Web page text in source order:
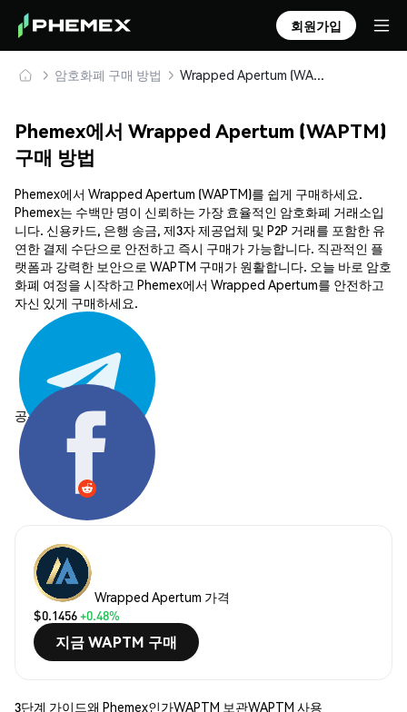
회원가입
암호화폐 구매 방법 Wrapped Apertum (WAPTM) 안전하게 구매 및 보관
Phemex에서 Wrapped Apertum (WAPTM)
구매 방법
Phemex에서 Wrapped Apertum (WAPTM)를 쉽게 구매하세요.
Phemex는 수백만 명이 신뢰하는 가장 효율적인 암호화폐 거래소입
니다. 신용카드, 은행 송금, 제3자 제공업체 및 P2P 거래를 포함한 유
연한 결제 수단으로 안전하고 즉시 구매가 가능합니다. 직관적인 플
랫폼과 강력한 보안으로 WAPTM 구매가 원활합니다. 오늘 바로 암호
화폐 여정을 시작하고 Phemex에서 Wrapped Apertum를 안전하고
자신 있게 구매하세요.
공유하기:
Wrapped Apertum 가격
$0.1456+0.48%
지금 WAPTM 구매
3단계 가이드왜 Phemex인가WAPTM 보관WAPTM 사용